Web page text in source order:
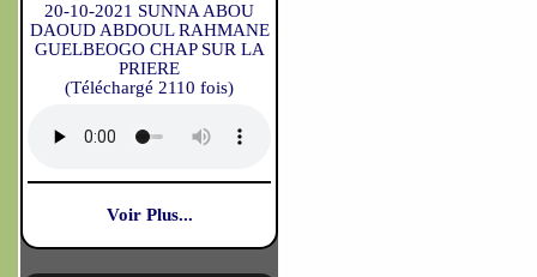
20-10-2021 SUNNA ABOU
DAOUD ABDOUL RAHMANE
GUELBEOGO CHAP SUR LA
PRIERE
(Téléchargé 2110 fois)
Voir Plus...